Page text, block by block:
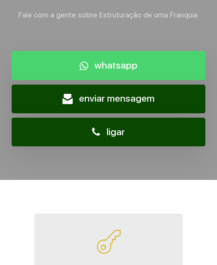
Fale com a gente sobre Estruturação de uma Franquia.
whatsapp
enviar mensagem
ligar